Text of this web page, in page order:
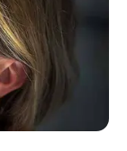
III
03-